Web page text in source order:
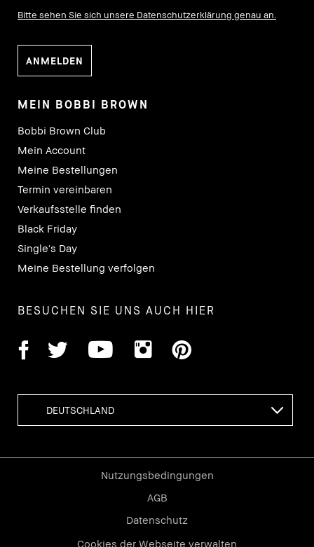
Bitte sehen Sie sich unsere Datenschutzerklärung genau an.
MEIN BOBBI BROWN
Bobbi Brown Club
Mein Account
Meine Bestellungen
Termin vereinbaren
Verkaufsstelle finden
Black Friday
Single's Day
Meine Bestellung verfolgen
BESUCHEN SIE UNS AUCH HIER
Nutzungsbedingungen
AGB
Datenschutz
Cookies der Webseite verwalten